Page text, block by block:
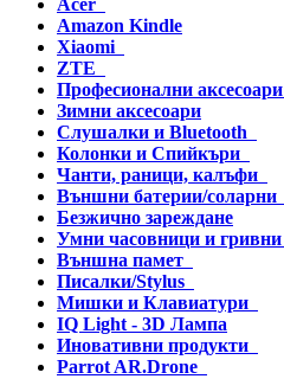
Acer
Amazon Kindle
Xiaomi
ZTE
Професионални аксесоари
Зимни аксесоари
Слушалки и Bluetooth
Колонки и Спийкъри
Чанти, раници, калъфи
Външни батерии/соларни
Безжично зареждане
Умни часовници и гривни
Външна памет
Писалки/Stylus
Мишки и Клавиатури
IQ Light - 3D Лампа
Иновативни продукти
Parrot AR.Drone